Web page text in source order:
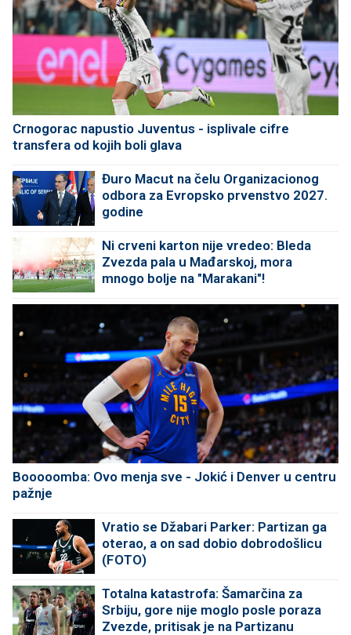
Crnogorac napustio Juventus - isplivale cifre
transfera od kojih boli glava
Đuro Macut na čelu Organizacionog
odbora za Evropsko prvenstvo 2027.
godine
Ni crveni karton nije vredeo: Bleda
Zvezda pala u Mađarskoj, mora
mnogo bolje na "Marakani"!
Booooomba: Ovo menja sve - Jokić i Denver u centru
pažnje
Vratio se Džabari Parker: Partizan ga
oterao, a on sad dobio dobrodošlicu
(FOTO)
Totalna katastrofa: Šamarčina za
Srbiju, gore nije moglo posle poraza
Zvezde, pritisak je na Partizanu